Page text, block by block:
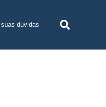
dúvidas